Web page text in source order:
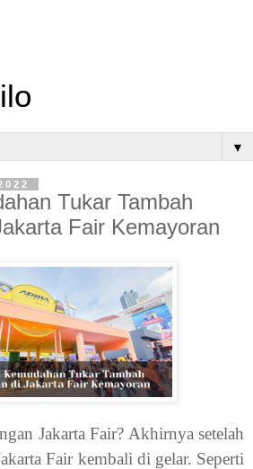
▼
Tukar Tambah
Fair Kemayoran
Jakarta Fair? Akhirnya setelah
Fair kembali di gelar. Seperti